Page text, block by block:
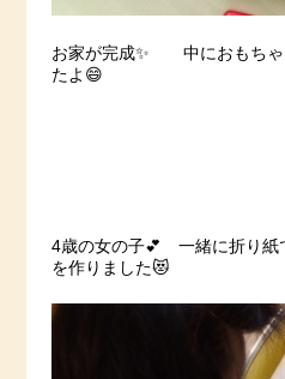
お家が完成✨ 中におもちゃ
たよ😄
4歳の女の子💕 一緒に折り紙
を作りました😻